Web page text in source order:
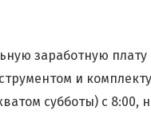
заработную плату
и
субботы) с 8:00,